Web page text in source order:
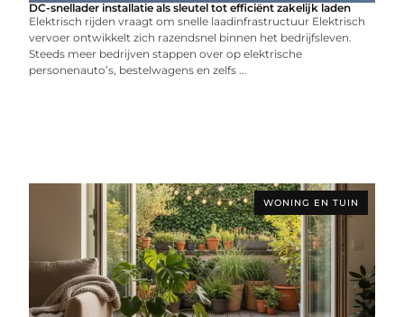
DC-snellader installatie als sleutel tot efficiënt zakelijk laden
Elektrisch rijden vraagt om snelle laadinfrastructuur Elektrisch
vervoer ontwikkelt zich razendsnel binnen het bedrijfsleven.
Steeds meer bedrijven stappen over op elektrische
personenauto’s, bestelwagens en zelfs ...
WONING EN TUIN